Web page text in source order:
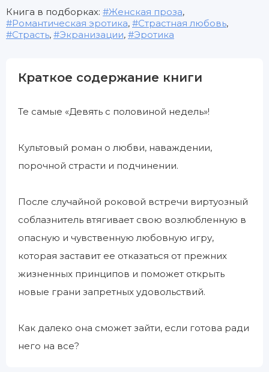
Книга в подборках: Женская проза,
Романтическая эротика, Страстная любовь,
Страсть, Экранизации, Эротика
Краткое содержание книги
Те самые «Девять с половиной недель»!
Культовый роман о любви, наваждении,
порочной страсти и подчинении.
После случайной роковой встречи виртуозный
соблазнитель втягивает свою возлюбленную в
опасную и чувственную любовную игру,
которая заставит ее отказаться от прежних
жизненных принципов и поможет открыть
новые грани запретных удовольствий.
Как далеко она сможет зайти, если готова ради
него на все?